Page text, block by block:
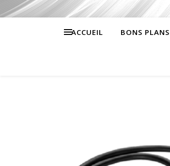
ACCUEIL BONS PLANS